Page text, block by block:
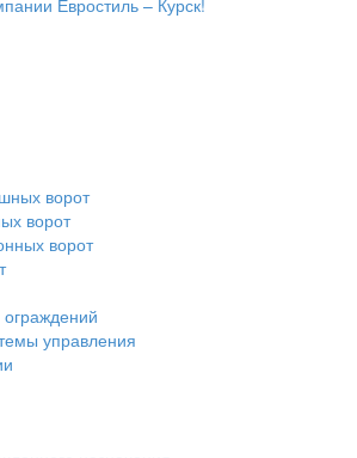
ворот
ворот
ворот
управления